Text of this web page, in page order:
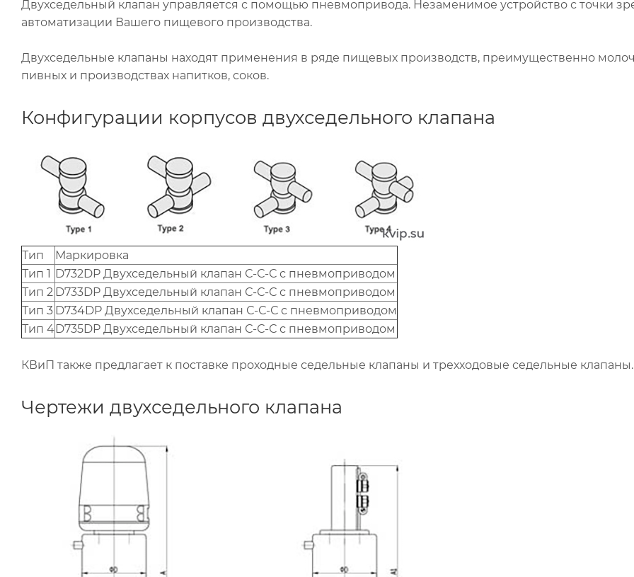
Двухседельный клапан управляется с помощью пневмопривода. Незаменимое устройство с точки
автоматизации Вашего пищевого производства.
Двухседельные клапаны находят применения в ряде пищевых производств, преимущественно
пивных и производствах напитков, соков.
Конфигурации корпусов двухседельного клапана
Тип
Маркировка
Тип 1 D732DP Двухседельный клапан С-С-С с пневмоприводом
Тип 2 D733DP Двухседельный клапан С-С-С с пневмоприводом
Тип 3 D734DP Двухседельный клапан С-С-С с пневмоприводом
Тип 4D735DP Двухседельный клапан С-С-С с пневмоприводом
КВиП также предлагает к поставке проходные седельные клапаны и трехходовые седельные клапаны.
Чертежи двухседельного клапана